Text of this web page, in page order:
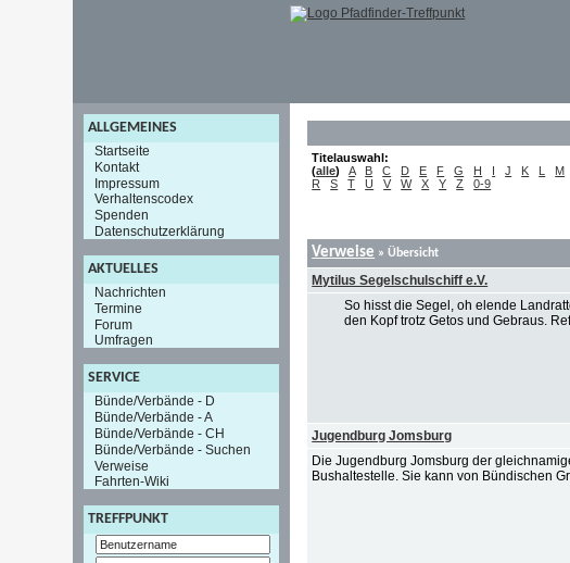
ALLGEMEINES
Startseite
Kontakt
Impressum
Verhaltenscodex
Spenden
Datenschutzerklärung
AKTUELLES
Nachrichten
Termine
Forum
Umfragen
SERVICE
Bünde/Verbände - D
Bünde/Verbände - A
Bünde/Verbände - CH
Bünde/Verbände - Suchen
Verweise
Fahrten-Wiki
TREFFPUNKT
Titelauswahl:
(alle) A B C D E F G H I J K L M
R
S T U V W X Y Z 0-9
Verweise » Übersicht
Mytilus Segelschulschiff e.V.
So hisst die Segel, oh elende
den Kopf trotz Getos und Gebraus.
Jugendburg Jomsburg
Die Jugendburg Jomsburg der
Bushaltestelle. Sie kann von Bündischen